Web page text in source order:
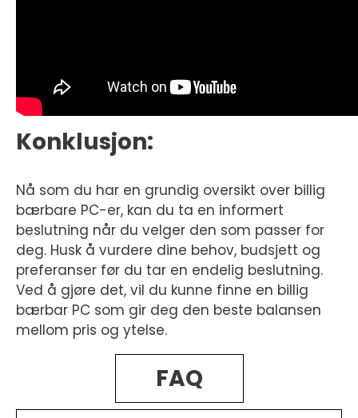
Konklusjon:
Nå som du har en grundig oversikt over billig
bærbare PC-er, kan du ta en informert
beslutning når du velger den som passer for
deg. Husk å vurdere dine behov, budsjett og
preferanser før du tar en endelig beslutning.
Ved å gjøre det, vil du kunne finne en billig
bærbar PC som gir deg den beste balansen
mellom pris og ytelse.
FAQ